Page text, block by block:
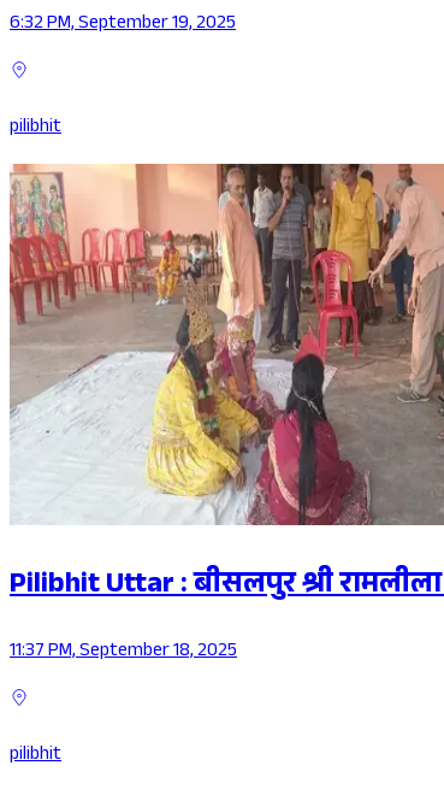
6:32 PM, September 19, 2025
pilibhit
Pilibhit Uttar : बीसलपुर श्री
11:37 PM, September 18, 2025
pilibhit